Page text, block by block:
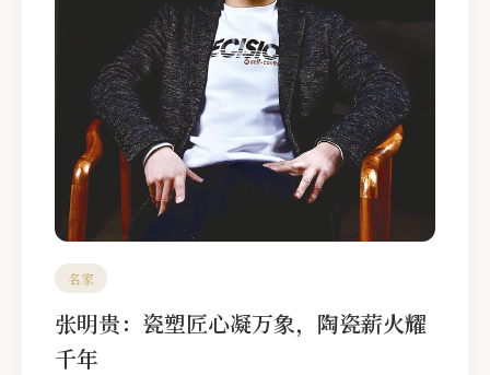
名家
张明贵：瓷塑匠心凝万象，陶瓷薪火耀
千年